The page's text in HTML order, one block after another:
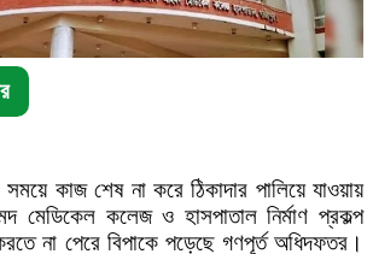
সময়ে কাজ শেষ না করে ঠিকাদার পালিয়ে যাওয়ায়
মেডিকেল কলেজ ও হাসপাতাল নির্মাণ প্রকল্প
না পেরে বিপাকে পড়েছে গণপূর্ত অধিদফতর।